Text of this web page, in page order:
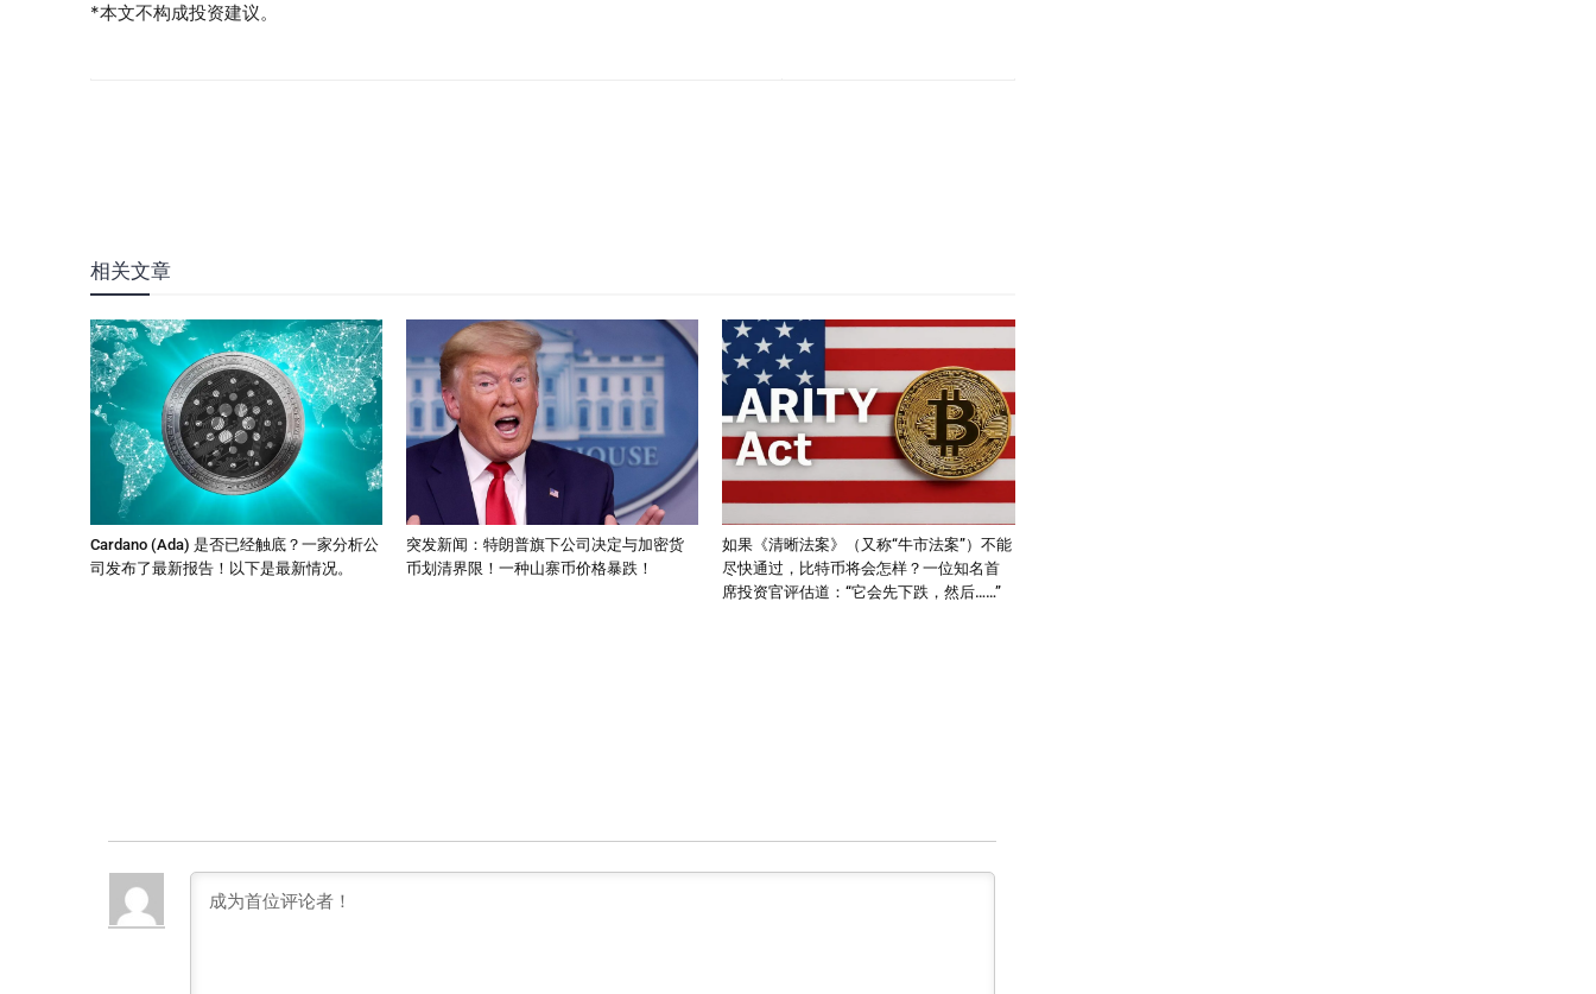
*本文不构成投资建议。
相关文章
Cardano (Ada) 是否已经触底？一家分析公
司发布了最新报告！以下是最新情况。
突发新闻：特朗普旗下公司决定与加密货
币划清界限！一种山寨币价格暴跌！
如果《清晰法案》（又称“牛市法案”）不能
尽快通过，比特币将会怎样？一位知名首
席投资官评估道：“它会先下跌，然后……”